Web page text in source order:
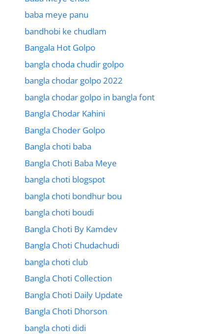
baba meye panu
bandhobi ke chudlam
Bangala Hot Golpo
bangla choda chudir golpo
bangla chodar golpo 2022
bangla chodar golpo in bangla font
Bangla Chodar Kahini
Bangla Choder Golpo
Bangla choti baba
Bangla Choti Baba Meye
bangla choti blogspot
bangla choti bondhur bou
bangla choti boudi
Bangla Choti By Kamdev
Bangla Choti Chudachudi
bangla choti club
Bangla Choti Collection
Bangla Choti Daily Update
Bangla Choti Dhorson
bangla choti didi